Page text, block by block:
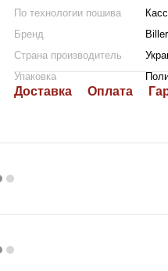
По технологии пошива
Бренд
Страна производитель
Упаковка
Доставка Оплата